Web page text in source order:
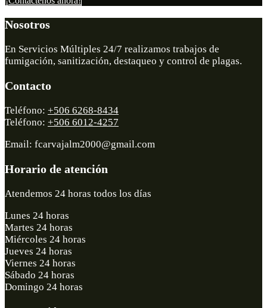
Nosotros
En Servicios Múltiples 24/7 realizamos trabajos de
fumigación, sanitización, destaqueo y control de plagas.
Contacto
Teléfono: +506 6268-8434
Teléfono: +506 6012-4257
Email: fcarvajalm2000@gmail.com
Horario de atención
Atendemos 24 horas todos los días
Lunes 24 horas
Martes 24 horas
Miércoles 24 horas
Jueves 24 horas
Viernes 24 horas
Sábado 24 horas
Domingo 24 horas